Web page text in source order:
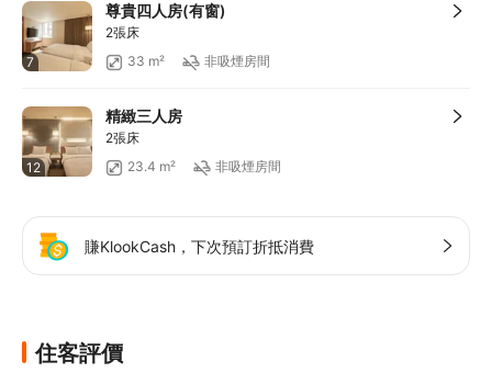
7
尊貴四人房(有窗)
2張床
33 m²
非吸煙房間
12
精緻三人房
2張床
23.4 m²
非吸煙房間
賺KlookCash，下次預訂折抵消費
住客評價